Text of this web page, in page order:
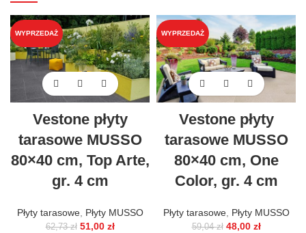
WYPRZEDAŻ
Vestone płyty
tarasowe MUSSO
80×40 cm, Top Arte,
gr. 4 cm
Płyty tarasowe, Płyty MUSSO
62,73zł 51,00 zł
WYPRZEDAŻ
Vestone płyty
tarasowe MUSSO
80×40 cm, One
Color, gr. 4 cm
Płyty tarasowe, Płyty MUSSO
59,04zł 48,00 zł